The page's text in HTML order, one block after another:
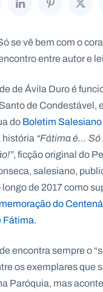
se vê bem com o
entre autor e
de Ávila Duro é
de Condestável,
doBoletim Salesiano
história“Fátima é… Só
, ficção original do
salesiano,
de 2017 como
do
Fátima.
encontra sempre o
os exemplares que
Paróquia, mas